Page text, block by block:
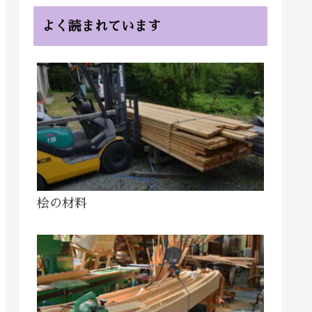
よく読まれています
桧の材料